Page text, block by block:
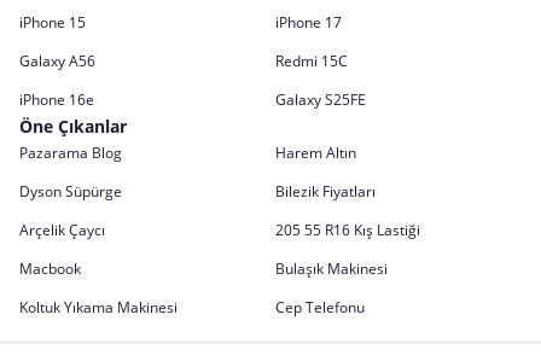
iPhone 15
iPhone 17
Galaxy A56
Redmi 15C
iPhone 16e
Galaxy S25FE
Öne Çıkanlar
Pazarama Blog
Harem Altın
Dyson Süpürge
Bilezik Fiyatları
Arçelik Çaycı
205 55 R16 Kış Lastiği
Macbook
Bulaşık Makinesi
Koltuk Yıkama Makinesi
Cep Telefonu